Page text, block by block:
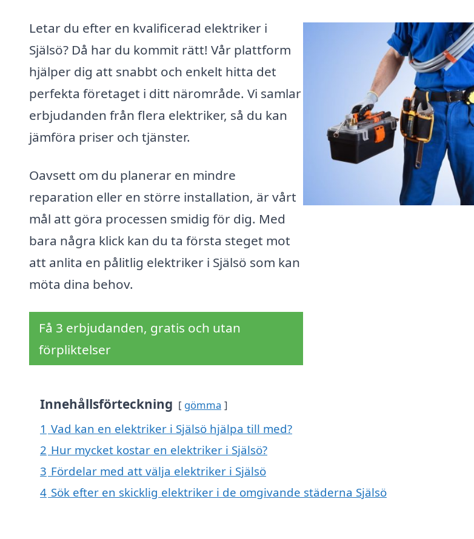
Letar du efter en kvalificerad elektriker i
Själsö? Då har du kommit rätt! Vår plattform
hjälper dig att snabbt och enkelt hitta det
perfekta företaget i ditt närområde. Vi samlar
erbjudanden från flera elektriker, så du kan
jämföra priser och tjänster.
Oavsett om du planerar en mindre
reparation eller en större installation, är vårt
mål att göra processen smidig för dig. Med
bara några klick kan du ta första steget mot
att anlita en pålitlig elektriker i Själsö som kan
möta dina behov.
Få 3 erbjudanden, gratis och utan
förpliktelser
Innehållsförteckning gömma
1 Vad kan en elektriker i Själsö hjälpa till med?
2 Hur mycket kostar en elektriker i Själsö?
3 Fördelar med att välja elektriker i Själsö
4 Sök efter en skicklig elektriker i de omgivande städerna Själsö